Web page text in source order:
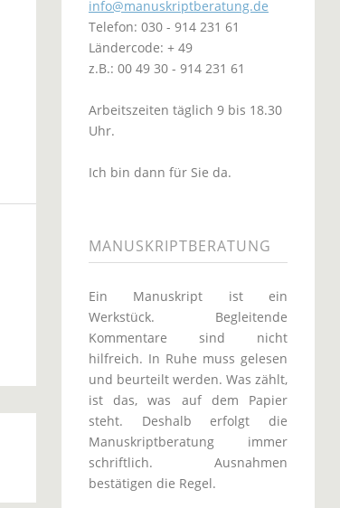
info@manuskriptberatung.de
Telefon: 030 - 914 231 61
Ländercode: + 49
z.B.: 00 49 30 - 914 231 61
Arbeitszeiten täglich 9 bis 18.30
Uhr.
Ich bin dann für Sie da.
MANUSKRIPTBERATUNG
Ein Manuskript ist ein
Werkstück. Begleitende
Kommentare sind nicht
hilfreich. In Ruhe muss gelesen
und beurteilt werden. Was zählt,
ist das, was auf dem Papier
steht. Deshalb erfolgt die
Manuskriptberatung immer
schriftlich. Ausnahmen
bestätigen die Regel.